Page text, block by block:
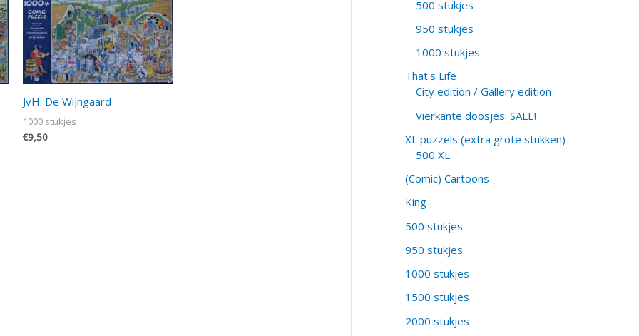
JvH: De Wijngaard
1000 stukjes
€9,50
500 stukjes
950 stukjes
1000 stukjes
That's Life
City edition / Gallery edition
Vierkante doosjes: SALE!
XL puzzels (extra grote stukken)
500 XL
(Comic) Cartoons
King
500 stukjes
950 stukjes
1000 stukjes
1500 stukjes
2000 stukjes